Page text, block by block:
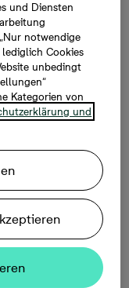
15 Ferienhäuser
Familien sollen
und Diensten
notwendige
lediglich Cookies
unbedingt
Kategorien von
und